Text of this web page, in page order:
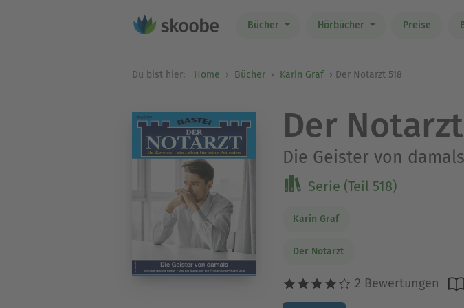
Bücher Hörbücher Preise
Du bist hier: Home Bücher Karin Graf Der Notarzt 518
Der
Die Geister von damals
Serie (Teil 518)
Karin Graf
Der Notarzt
2 Bewertungen